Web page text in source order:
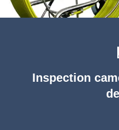
Inspection